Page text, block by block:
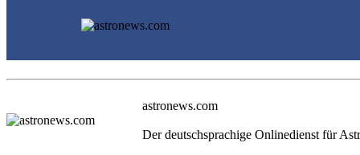
astronews.com
Der deutschsprachige Onlinedienst für